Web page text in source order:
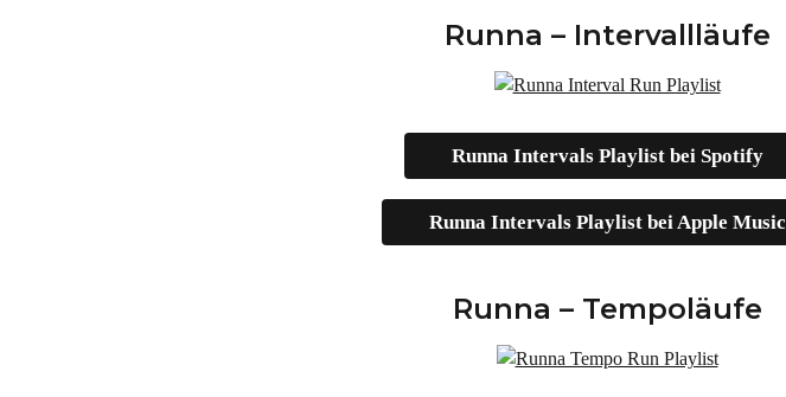
Runna – Intervallläufe
Runna Intervals Playlist bei Spotify
Runna Intervals Playlist bei Apple Music
Runna – Tempoläufe